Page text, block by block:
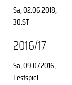
Sa, 02.06.2018,
30.ST
2016/17
Sa, 09.07.2016,
Testspiel